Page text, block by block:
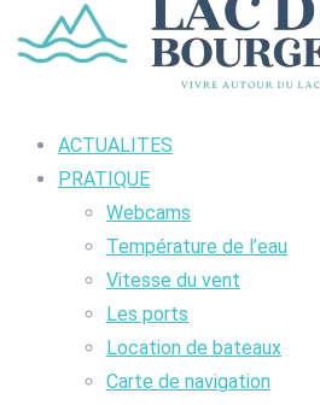
ACTUALITES
PRATIQUE
Webcams
Température de l’eau
Vitesse du vent
Les ports
Location de bateaux
Carte de navigation